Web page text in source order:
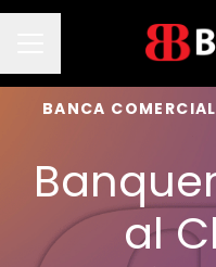
Menú de empleo
BANCA COMERCIAL
al